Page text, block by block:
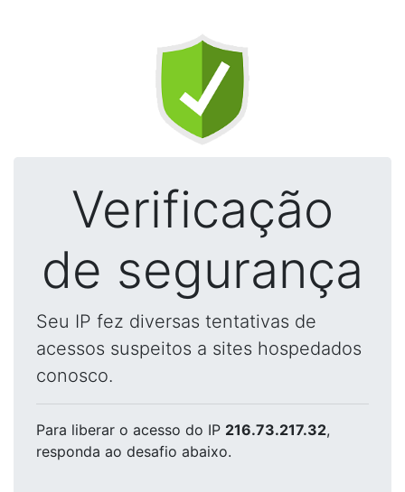
Verificação
de segurança
Seu IP fez diversas tentativas de
acessos suspeitos a sites hospedados
conosco.
Para liberar o acesso do IP 216.73.217.32,
responda ao desafio abaixo.